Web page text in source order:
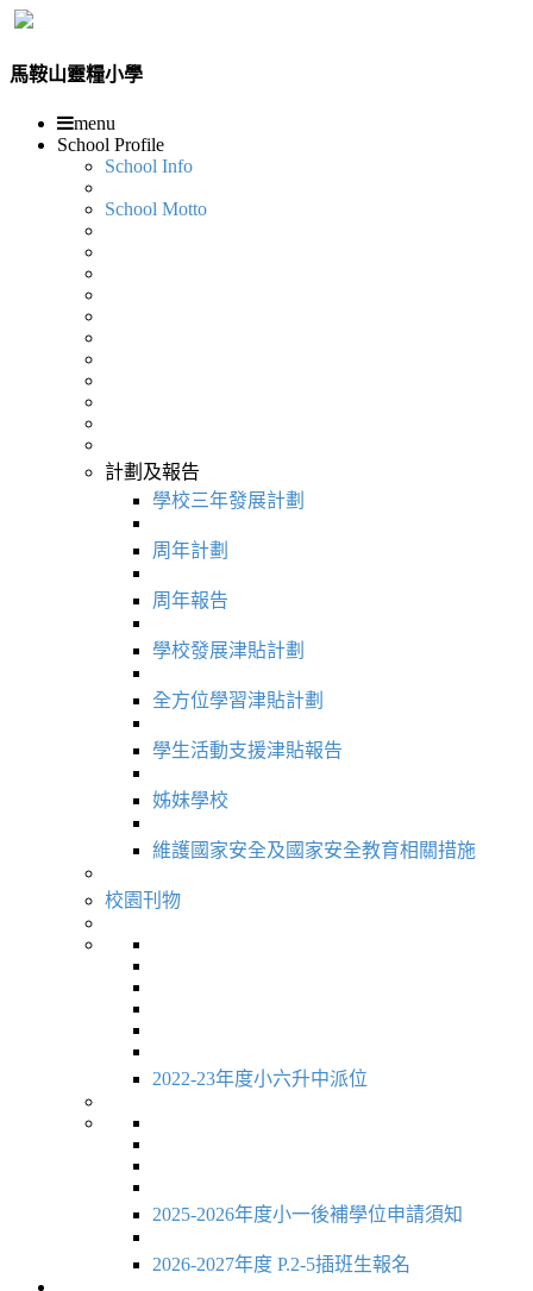
馬鞍山靈糧小學
menu
School Profile
School Info
School Motto
計劃及報告
學校三年發展計劃
周年計劃
周年報告
學校發展津貼計劃
全方位學習津貼計劃
學生活動支援津貼報告
姊妹學校
維護國家安全及國家安全教育相關措施
校園刊物
2022-23年度小六升中派位
2025-2026年度小一後補學位申請須知
2026-2027年度 P.2-5插班生報名